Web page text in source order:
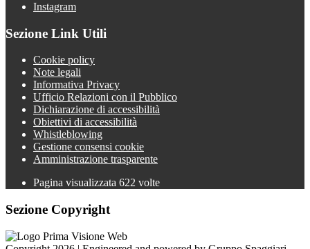
Instagram
Sezione Link Utili
Cookie policy
Note legali
Informativa Privacy
Ufficio Relazioni con il Pubblico
Dichiarazione di accessibilità
Obiettivi di accessibilità
Whistleblowing
Gestione consensi cookie
Amministrazione trasparente
Pagina visualizzata 622 volte
Sezione Copyright